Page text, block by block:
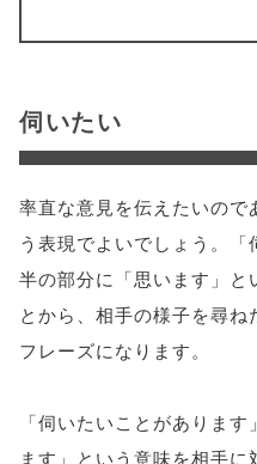
伺いたい
率直な意見を伝えたいの
う表現でよいでしょう。
半の部分に「思います」と
とから、相手の様子を尋
フレーズになります。
「伺いたいことがありま
ます」という意味を相手